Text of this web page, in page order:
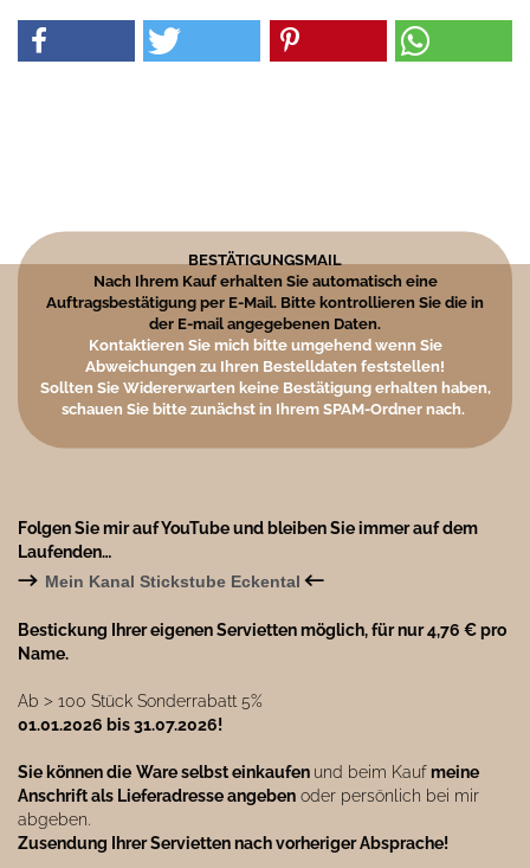
BESTÄTIGUNGSMAIL
Nach Ihrem Kauf erhalten Sie automatisch eine
Auftragsbestätigung per E-Mail. Bitte kontrollieren Sie die in
der E-mail angegebenen Daten.
Kontaktieren Sie mich bitte umgehend wenn Sie
Abweichungen zu Ihren Bestelldaten feststellen!
Sollten Sie Widererwarten keine Bestätigung erhalten haben,
schauen Sie bitte zunächst in Ihrem SPAM-Ordner nach.
Folgen Sie mir auf YouTube und bleiben Sie immer auf dem
Laufenden…
→ Mein Kanal Stickstube Eckental ←
Bestickung Ihrer eigenen Servietten möglich, für nur 4,76 € pro
Name.
Ab ˃ 100 Stück Sonderrabatt 5%
01.01.2026 bis 31.07.2026!
Sie können die Ware selbst einkaufen und beim Kaufmeine
Anschrift als Lieferadresse angeben oder persönlich bei mir
abgeben.
Zusendung Ihrer Servietten nach vorheriger Absprache!